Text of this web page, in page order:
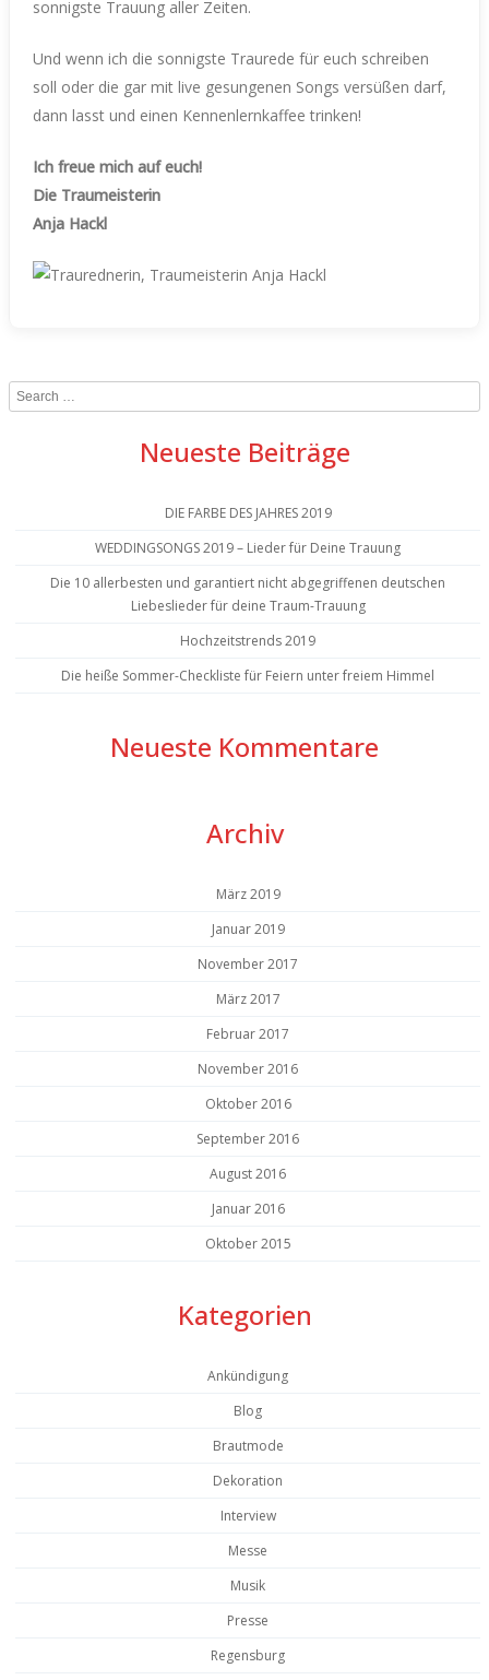
sonnigste Trauung aller Zeiten.
Und wenn ich die sonnigste Traurede für euch schreiben
soll oder die gar mit live gesungenen Songs versüßen darf,
dann lasst und einen Kennenlernkaffee trinken!
Ich freue mich auf euch!
Die Traumeisterin
Anja Hackl
Search
Neueste Beiträge
DIE FARBE DES JAHRES 2019
WEDDINGSONGS 2019 – Lieder für Deine Trauung
Die 10 allerbesten und garantiert nicht abgegriffenen deutschen
Liebeslieder für deine Traum-Trauung
Hochzeitstrends 2019
Die heiße Sommer-Checkliste für Feiern unter freiem Himmel
Neueste Kommentare
Archiv
März 2019
Januar 2019
November 2017
März 2017
Februar 2017
November 2016
Oktober 2016
September 2016
August 2016
Januar 2016
Oktober 2015
Kategorien
Ankündigung
Blog
Brautmode
Dekoration
Interview
Messe
Musik
Presse
Regensburg